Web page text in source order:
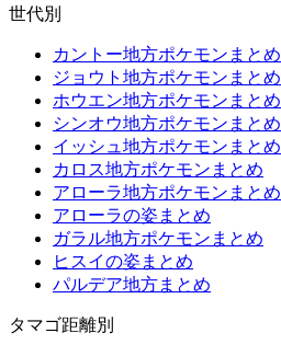
世代別
カントー地方ポケモンまとめ
ジョウト地方ポケモンまとめ
ホウエン地方ポケモンまとめ
シンオウ地方ポケモンまとめ
イッシュ地方ポケモンまとめ
カロス地方ポケモンまとめ
アローラ地方ポケモンまとめ
アローラの姿まとめ
ガラル地方ポケモンまとめ
ヒスイの姿まとめ
パルデア地方まとめ
タマゴ距離別